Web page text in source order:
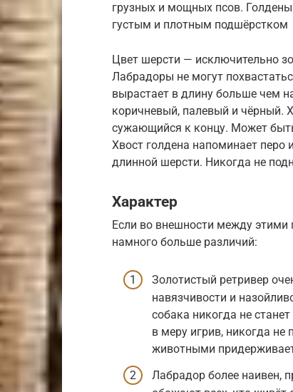
грузных и мощных псов.
густым и плотным подшёрстком
Цвет шерсти — исключительно
Лабрадоры не могут
вырастает в длину больше чем
коричневый, палевый и чёрный.
сужающийся к концу. Может быть
Хвост голдена напоминает перо
длинной шерсти. Никогда не
Характер
Если во внешности между этими
намного больше различий:
Золотистый ретривер
навязчивости и
собака никогда не
в меру игрив, никогда
животными
Лабрадор более наивен,